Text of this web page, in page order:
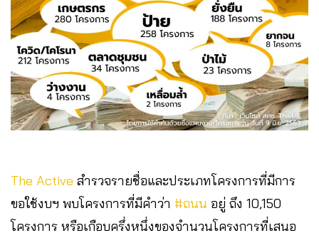
The Active สำรวจรายชื่อและประเภทโครงการที่มีการ
ขอใช้งบฯ พบโครงการที่มีคำว่า #ถนน อยู่ ถึง 10,150
โครงการ หรือเกือบครึ่งหนึ่งของจำนวนโครงการที่เสนอ